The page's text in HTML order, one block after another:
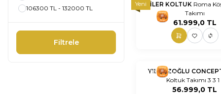
106300 TL - 132000 TL
Filtrele
YeniİKİLER KOLTUK Roma
Takımı
61.999,0TL
nnnnn nn
YILMAZOĞLU
Koltuk Takımı 3 3 1
56.999,0 TL